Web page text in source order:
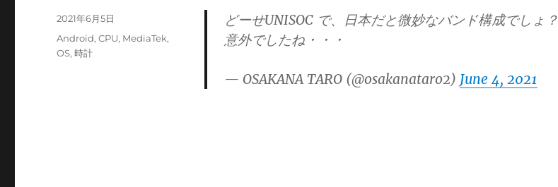
どーせUNISOC で、日本だと微妙なバンド構成でしょ？
意外でしたね・・・
— OSAKANA TARO (@osakanataro2) June 4, 2021
投
2021年6月5日
カ
テ
Android,CPU, MediaTek,
OS,時計